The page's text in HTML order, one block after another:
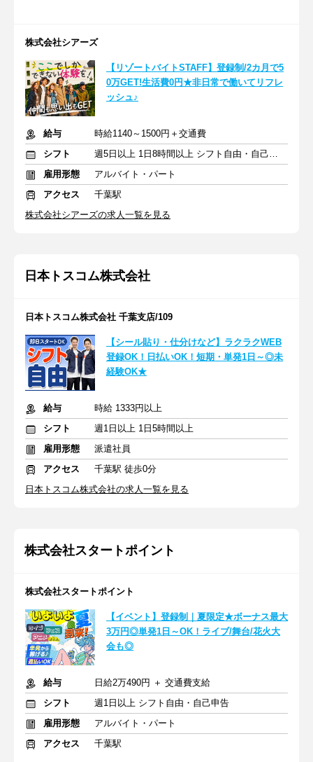
株式会社シアーズ
【リゾートバイトSTAFF】登録制/2カ月で5
0万GET!生活費0円★非日常で働いてリフレ
ッシュ♪
給与
時給1140～1500円＋交通費
シフト
週5日以上 1日8時間以上 シフト自由・自己申告
雇用形態
アルバイト・パート
アクセス
千葉駅
株式会社シアーズの求人一覧を見る
日本トスコム株式会社
日本トスコム株式会社 千葉支店/109
【シール貼り・仕分けなど】ラクラクWEB
登録OK！日払いOK！短期・単発1日～◎未
経験OK★
給与
時給 1333円以上
シフト
週1日以上 1日5時間以上
雇用形態
派遣社員
アクセス
千葉駅 徒歩0分
日本トスコム株式会社の求人一覧を見る
株式会社スタートポイント
株式会社スタートポイント
【イベント】登録制｜夏限定★ボーナス最大
3万円◎単発1日～OK！ライブ/舞台/花火大
会も◎
給与
日給2万490円 ＋ 交通費支給
シフト
週1日以上 シフト自由・自己申告
雇用形態
アルバイト・パート
アクセス
千葉駅